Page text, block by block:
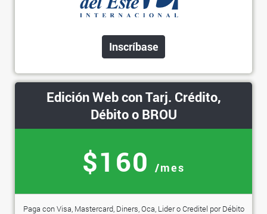
Inscríbase
Edición Web con Tarj. Crédito,
Débito o BROU
$160 /mes
Paga con Visa, Mastercard, Diners, Oca, Lider o Creditel por Débito